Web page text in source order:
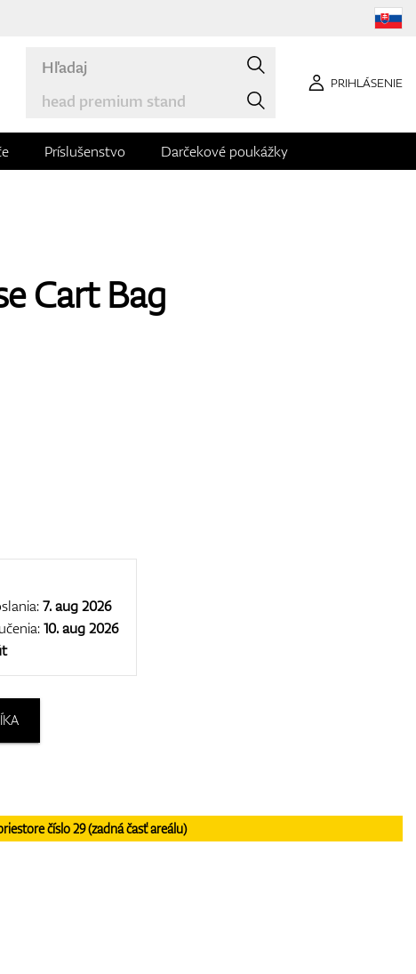
PRIHLÁSENIE
Príslušenstvo Darčekové poukážky
Cart Bag
7. aug 2026
10. aug 2026
číslo 29 (zadná časť areálu)